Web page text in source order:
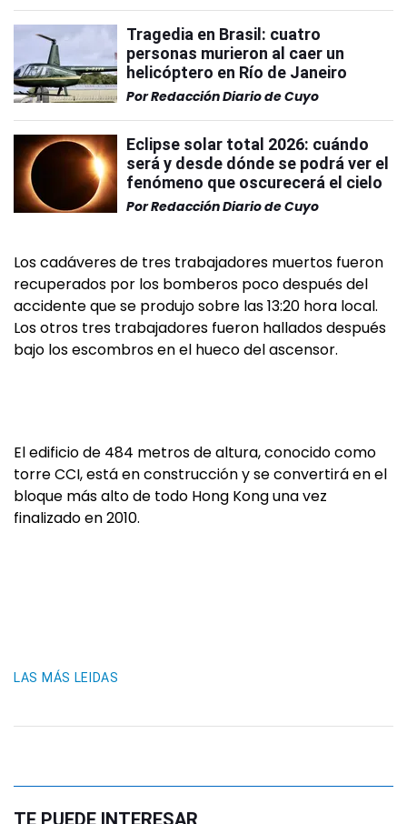
Tragedia en Brasil: cuatro
personas murieron al caer un
helicóptero en Río de Janeiro
PorRedacción Diario de Cuyo
Eclipse solar total 2026: cuándo
será y desde dónde se podrá ver el
fenómeno que oscurecerá el cielo
PorRedacción Diario de Cuyo
Los cadáveres de tres trabajadores muertos fueron
recuperados por los bomberos poco después del
accidente que se produjo sobre las 13:20 hora local.
Los otros tres trabajadores fueron hallados después
bajo los escombros en el hueco del ascensor.
El edificio de 484 metros de altura, conocido como
torre CCI, está en construcción y se convertirá en el
bloque más alto de todo Hong Kong una vez
finalizado en 2010.
LAS MÁS LEIDAS
TE PUEDE INTERESAR